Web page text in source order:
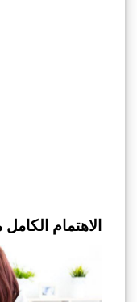
الاهتمام